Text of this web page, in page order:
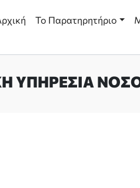
Το Παρατηρητήριο
ΥΠΗΡΕΣΊΑ